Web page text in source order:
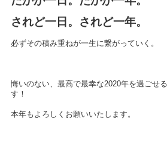
されど一日。されど一年。
必ずその積み重ねが一生に繋がっていく。
悔いのない、最高で最幸な2020年を過ごせ
す！
本年もよろしくお願いいたします。